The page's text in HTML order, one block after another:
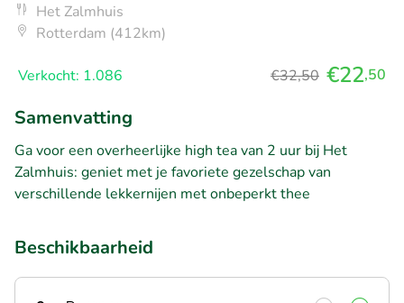
Het Zalmhuis
Rotterdam (412km)
Verkocht: 1.086 €32,50 €22,50
Samenvatting
Ga voor een overheerlijke high tea van 2 uur bij Het
Zalmhuis: geniet met je favoriete gezelschap van
verschillende lekkernijen met onbeperkt thee
Beschikbaarheid